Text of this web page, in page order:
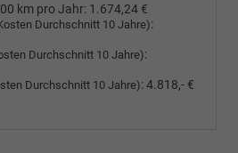
km pro Jahr: 1.674,24 €
Durchschnitt 10 Jahre):
Durchschnitt 10 Jahre):
Durchschnitt 10 Jahre):4.818,- €